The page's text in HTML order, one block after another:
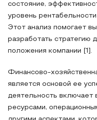
состояние,
уровень
Этот анализ помогает
разработать стратегию
положения компании [1].
Финансово-
является основой ее
деятельность включает
ресурсами,